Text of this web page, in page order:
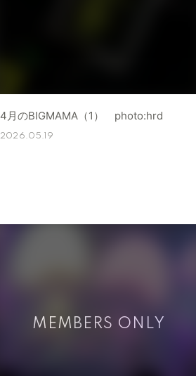
4月のBIGMAMA（1） photo:hrd
2026.05.19